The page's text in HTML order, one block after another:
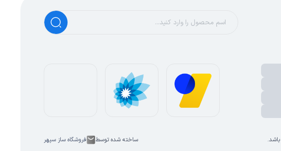
ساخته شده توسط فروشگاه ساز سپهر